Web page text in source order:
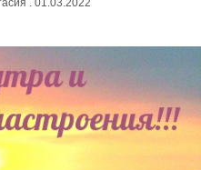
. 01.03.2022